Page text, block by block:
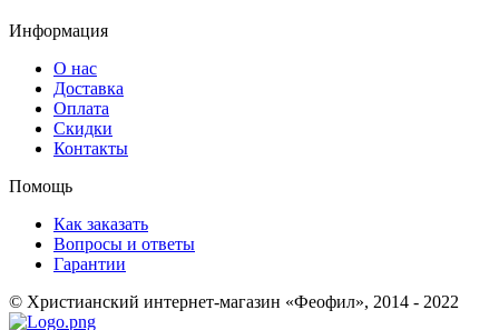
Информация
О нас
Доставка
Оплата
Скидки
Контакты
Помощь
Как заказать
Вопросы и ответы
Гарантии
© Христианский интернет-магазин «Феофил», 2014 - 2022